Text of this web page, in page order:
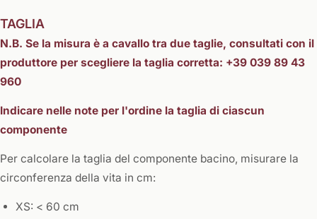
TAGLIA
N.B. Se la misura è a cavallo tra due taglie, consultati con il
produttore per scegliere la taglia corretta: +39 039 89 43
960
Indicare nelle note per l'ordine la taglia di ciascun
componente
Per calcolare la taglia del componente bacino, misurare la
circonferenza della vita in cm:
XS: < 60 cm